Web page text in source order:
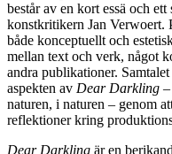
består av en kort essä och
konstkritikern Jan Verwoert.
både konceptuellt och
mellan text och verk, något
andra publikationer.
aspekten av Dear Darkling
naturen, i naturen – genom
reflektioner kring
Dear Darkling är en